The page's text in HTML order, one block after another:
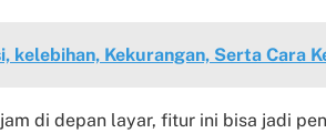
kelebihan, Kekurangan, Serta Cara
di depan layar, fitur ini bisa jadi